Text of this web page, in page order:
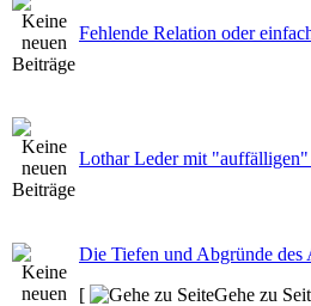
Fehlende Relation oder
Lothar Leder mit
Die Tiefen und Abgründe des
[
Gehe zu